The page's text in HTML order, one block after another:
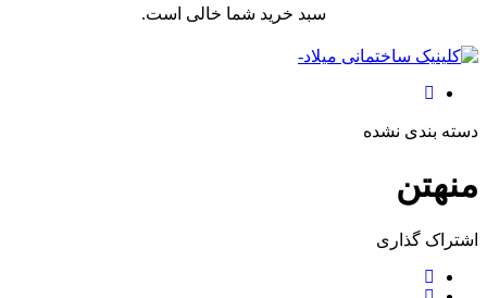
سبد خرید شما خالی است.
دسته بندی نشده
منهتن
اشتراک ‌گذاری